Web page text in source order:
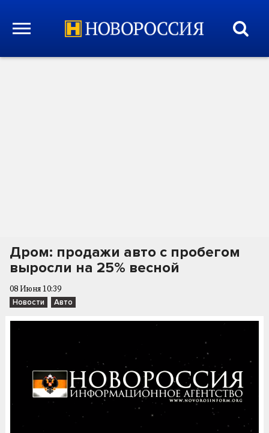
Дром: продажи авто с пробегом
выросли на 25% весной
08 Июня 10:39
Новости Авто